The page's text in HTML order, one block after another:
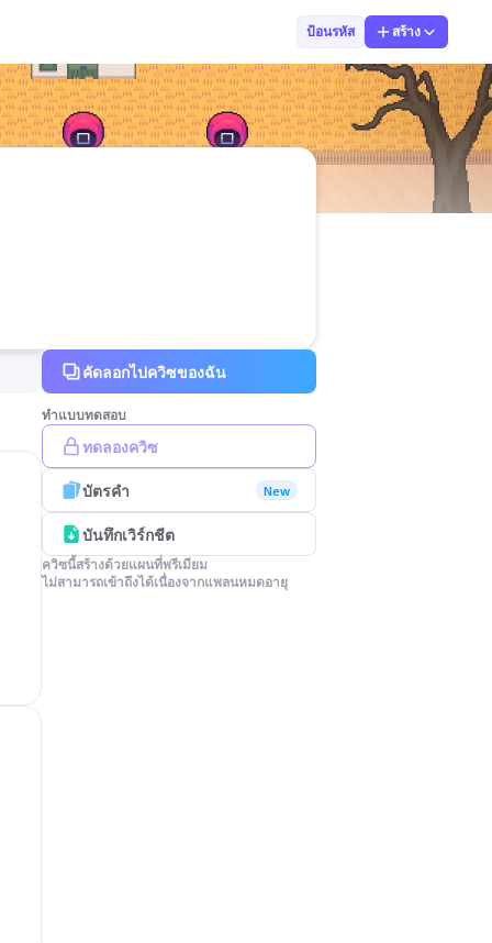
ป้อนรหัส สร้าง
คัดลอกไปควิซของฉัน
ทำแบบทดสอบ
ทดลองควิซ
บัตรคำ New
บันทึกเวิร์กชีต
ควิซนี้สร้างด้วยแผนที่พรีเมียม
ไม่สามารถเข้าถึงได้เนื่องจากแพลนหมดอายุ